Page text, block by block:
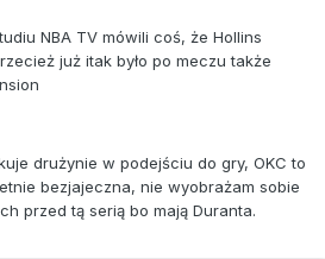
NBA TV mówili coś, że Hollins
już itak było po meczu także
drużynie w podejściu do gry, OKC to
bezjajeczna, nie wyobrażam sobie
przed tą serią bo mają Duranta.